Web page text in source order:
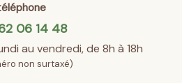
06 14 48
au vendredi, de 8h à 18h
non surtaxé)